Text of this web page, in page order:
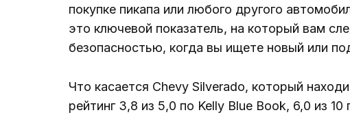
покупке пикапа или любого другого
это ключевой показатель, на который вам
безопасностью, когда вы ищете новый или
Что касается Chevy Silverado, который
рейтинг 3,8 из 5,0 по Kelly Blue Book, 6,0 из